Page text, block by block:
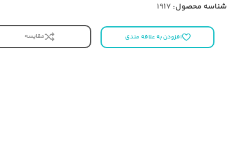
شناسه محصول: 1917
افزودن به علاقه مندی مقایسه